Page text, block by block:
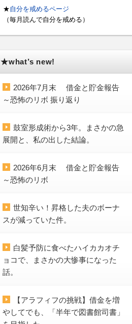
★自分を戒めるページ
（毎月読んで自分を戒める）
★what’s new!
2026年7月末 借金と貯金報告
～恐怖のリボ 振り返り
鼓室形成術から3年。まさかの急
展開と、私の出した結論。
2026年6月末 借金と貯金報告
～恐怖のリボ
世知辛い！昇格した夫のボーナ
スが減っていた件。
白髪予防に食べたハイカカオチ
ョコで、まさかの大惨事になった
話。
【アラフィフの挑戦】借金を増
やしてでも、「半年で図書館司書」